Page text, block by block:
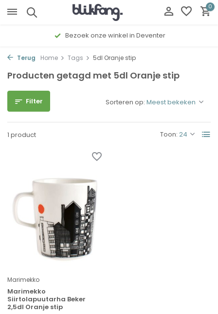
0
Bezoek onze winkel in Deventer
Terug Home Tags 5dl Oranje stip
Producten getagd met 5dl Oranje stip
Filter
1 product Toon:
Sorteren op:
Marimekko
Marimekko
Siirtolapuutarha Beker
2,5dl Oranje stip